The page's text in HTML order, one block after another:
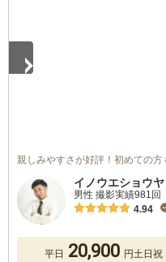
親しみやすさが好評！初めての方
イノウエショウヤ
男性 撮影実績981回
4.94
平日 20,900 円土日祝